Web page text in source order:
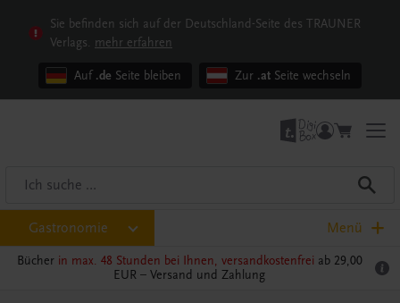
Sie befinden sich auf der Deutschland-Seite des TRAUNER
Verlags. mehr erfahren
Auf .de Seite bleiben Zur .at Seite wechseln
Gastronomie Menü
Bücher in max. 48 Stunden bei Ihnen, versandkostenfrei ab 29,00
EUR – Versand und Zahlung